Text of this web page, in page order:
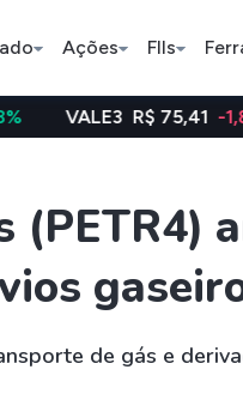
Ações FIIs
Índice
Bradesco
R$ 75,41 -1,87%
(PETR4)
de gás e